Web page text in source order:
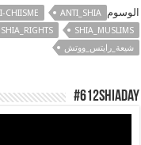
الوسوم ANTI_SHIA
CHIISME
SHIA_MUSLIMS
SHIA_RIGHTS
شيعة_رايتس_ووتش
#612ShiaDay